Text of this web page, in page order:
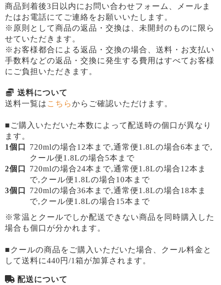
商品到着後3日以内にお問い合わせフォーム、メールま
たはお電話にてご連絡をお願いいたします。
※原則として商品の返品・交換は、未開封のものに限ら
せていただきます。
※お客様都合による返品・交換の場合、送料・お支払い
手数料などの返品・交換に発生する費用はすべてお客様
にご負担いただきます。
送料について
送料一覧は こちらからご確認いただけます。
■ご購入いただいた本数によって配送時の個口が異なり
ます。
1個口
720mlの場合12本まで,通常便1.8Lの場合6本まで,
クール便1.8Lの場合5本まで
2個口
720mlの場合24本まで,通常便1.8Lの場合12本ま
で,クール便1.8Lの場合10本まで
3個口
720mlの場合36本まで,通常便1.8Lの場合18本ま
で,クール便1.8Lの場合15本まで
※常温とクールでしか配送できない商品を同時購入した
場合も個口が分かれます。
■クールの商品をご購入いただいた場合、クール料金と
して送料に440円/1箱が加算されます。
配送について